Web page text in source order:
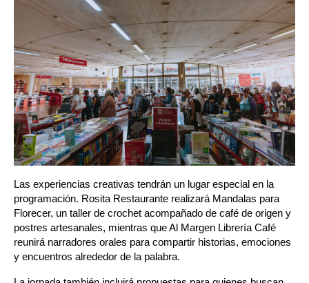
Las experiencias creativas tendrán un lugar especial en la
programación. Rosita Restaurante realizará Mandalas para
Florecer, un taller de crochet acompañado de café de origen y
postres artesanales, mientras que Al Margen Librería Café
reunirá narradores orales para compartir historias, emociones
y encuentros alrededor de la palabra.